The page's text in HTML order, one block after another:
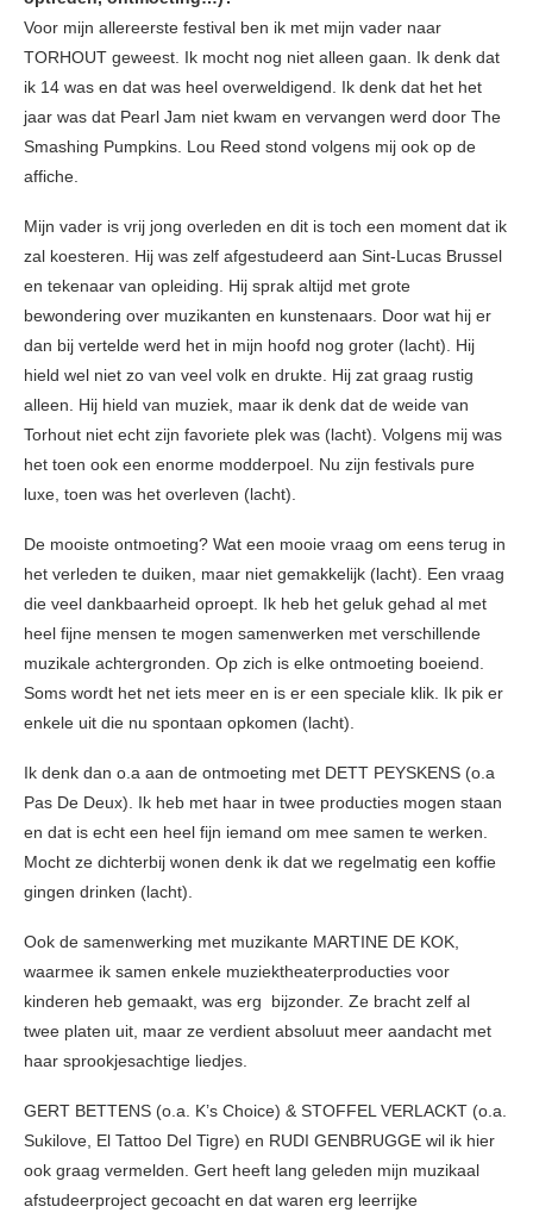
Voor mijn allereerste festival ben ik met mijn vader naar
TORHOUT geweest. Ik mocht nog niet alleen gaan. Ik denk dat
ik 14 was en dat was heel overweldigend. Ik denk dat het het
jaar was dat Pearl Jam niet kwam en vervangen werd door The
Smashing Pumpkins. Lou Reed stond volgens mij ook op de
affiche.
Mijn vader is vrij jong overleden en dit is toch een moment dat ik
zal koesteren. Hij was zelf afgestudeerd aan Sint-Lucas Brussel
en tekenaar van opleiding. Hij sprak altijd met grote
bewondering over muzikanten en kunstenaars. Door wat hij er
dan bij vertelde werd het in mijn hoofd nog groter (lacht). Hij
hield wel niet zo van veel volk en drukte. Hij zat graag rustig
alleen. Hij hield van muziek, maar ik denk dat de weide van
Torhout niet echt zijn favoriete plek was (lacht). Volgens mij was
het toen ook een enorme modderpoel. Nu zijn festivals pure
luxe, toen was het overleven (lacht).
De mooiste ontmoeting? Wat een mooie vraag om eens terug in
het verleden te duiken, maar niet gemakkelijk (lacht). Een vraag
die veel dankbaarheid oproept. Ik heb het geluk gehad al met
heel fijne mensen te mogen samenwerken met verschillende
muzikale achtergronden. Op zich is elke ontmoeting boeiend.
Soms wordt het net iets meer en is er een speciale klik. Ik pik er
enkele uit die nu spontaan opkomen (lacht).
Ik denk dan o.a aan de ontmoeting met DETT PEYSKENS (o.a
Pas De Deux). Ik heb met haar in twee producties mogen staan
en dat is echt een heel fijn iemand om mee samen te werken.
Mocht ze dichterbij wonen denk ik dat we regelmatig een koffie
gingen drinken (lacht).
Ook de samenwerking met muzikante MARTINE DE KOK,
waarmee ik samen enkele muziektheaterproducties voor
kinderen heb gemaakt, was erg bijzonder. Ze bracht zelf al
twee platen uit, maar ze verdient absoluut meer aandacht met
haar sprookjesachtige liedjes.
GERT BETTENS (o.a. K’s Choice) & STOFFEL VERLACKT (o.a.
Sukilove, El Tattoo Del Tigre) en RUDI GENBRUGGE wil ik hier
ook graag vermelden. Gert heeft lang geleden mijn muzikaal
afstudeerproject gecoacht en dat waren erg leerrijke